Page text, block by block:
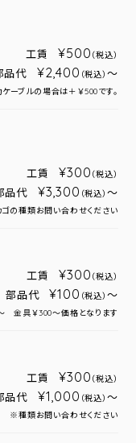
工賃 ¥500 （税込）
品代 ¥2,400 （税込） ～
ーブルの場合は＋￥500です。
工賃 ¥300 （税込）
品代 ¥3,300 （税込） ～
の種類お問い合わせください
工賃 ¥300 （税込）
部品代 ¥100 （税込） ～
金具￥300～価格となります
工賃 ¥300 （税込）
品代 ¥1,000 （税込） ～
※種類お問い合わせください